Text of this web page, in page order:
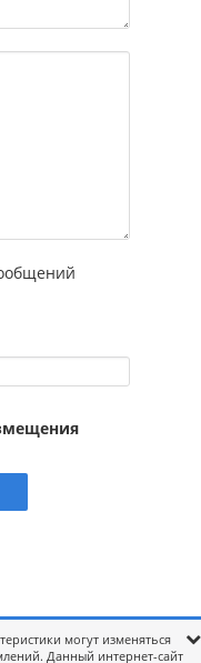
могут изменяться
Данный интернет-сайт